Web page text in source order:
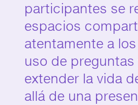
participantes se
espacios
atentamente a
uso de
extender la vida
allá de una